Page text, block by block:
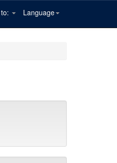
Language